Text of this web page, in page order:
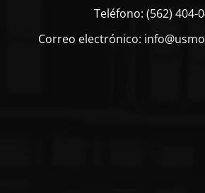
Teléfono: (562) 404-
Correo electrónico: